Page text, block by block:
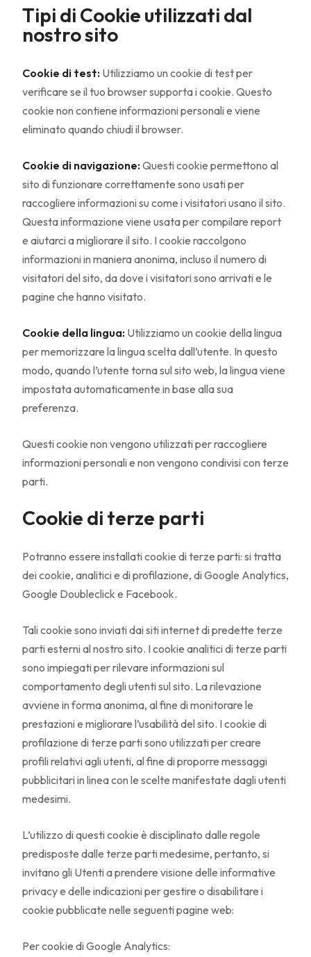
Tipi di Cookie utilizzati dal
nostro sito
Cookie di test: Utilizziamo un cookie di test per
verificare se il tuo browser supporta i cookie. Questo
cookie non contiene informazioni personali e viene
eliminato quando chiudi il browser.
Cookie di navigazione:Questi cookie permettono al
sito di funzionare correttamente sono usati per
raccogliere informazioni su come i visitatori usano il sito.
Questa informazione viene usata per compilare report
e aiutarci a migliorare il sito. I cookie raccolgono
informazioni in maniera anonima, incluso il numero di
visitatori del sito, da dove i visitatori sono arrivati e le
pagine che hanno visitato.
Cookie della lingua: Utilizziamo un cookie della lingua
per memorizzare la lingua scelta dall’utente. In questo
modo, quando l’utente torna sul sito web, la lingua viene
impostata automaticamente in base alla sua
preferenza.
Questi cookie non vengono utilizzati per raccogliere
informazioni personali e non vengono condivisi con terze
parti.
Cookie di terze parti
Potranno essere installati cookie di terze parti: si tratta
dei cookie, analitici e di profilazione, di Google Analytics,
Google Doubleclick e Facebook.
Tali cookie sono inviati dai siti internet di predette terze
parti esterni al nostro sito. I cookie analitici di terze parti
sono impiegati per rilevare informazioni sul
comportamento degli utenti sul sito. La rilevazione
avviene in forma anonima, al fine di monitorare le
prestazioni e migliorare l’usabilità del sito. I cookie di
profilazione di terze parti sono utilizzati per creare
profili relativi agli utenti, al fine di proporre messaggi
pubblicitari in linea con le scelte manifestate dagli utenti
medesimi.
L’utilizzo di questi cookie è disciplinato dalle regole
predisposte dalle terze parti medesime, pertanto, si
invitano gli Utenti a prendere visione delle informative
privacy e delle indicazioni per gestire o disabilitare i
cookie pubblicate nelle seguenti pagine web:
Per cookie di Google Analytics: